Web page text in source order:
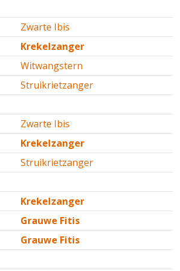
Zwarte Ibis
Krekelzanger
Witwangstern
Struikrietzanger
Zwarte Ibis
Krekelzanger
Struikrietzanger
Krekelzanger
Grauwe Fitis
Grauwe Fitis